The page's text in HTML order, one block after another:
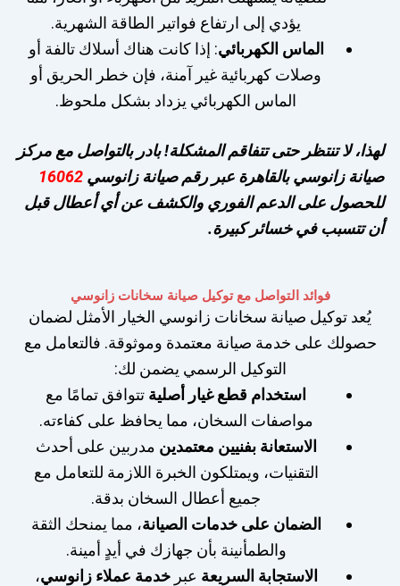
يؤدي إلى ارتفاع فواتير الطاقة الشهرية.
الماس الكهربائي: إذا كانت هناك أسلاك تالفة أو
وصلات كهربائية غير آمنة، فإن خطر الحريق أو
الماس الكهربائي يزداد بشكل ملحوظ.
لهذا، لا تنتظر حتى تتفاقم المشكلة! بادر بالتواصل مع مركز
صيانة زانوسي بالقاهرة عبر رقم صيانة زانوسي 16062
للحصول على الدعم الفوري والكشف عن أي أعطال قبل
أن تتسبب في خسائر كبيرة.
فوائد التواصل مع توكيل صيانة سخانات زانوسي
يُعد توكيل صيانة سخانات زانوسي الخيار الأمثل لضمان
حصولك على خدمة صيانة معتمدة وموثوقة. فالتعامل مع
التوكيل الرسمي يضمن لك:
استخدام قطع غيار أصلية تتوافق تمامًا مع
مواصفات السخان، مما يحافظ على كفاءته.
الاستعانة بفنيين معتمدين مدربين على أحدث
التقنيات، ويمتلكون الخبرة اللازمة للتعامل مع
جميع أعطال السخان بدقة.
الضمان على خدمات الصيانة، مما يمنحك الثقة
والطمأنينة بأن جهازك في أيدٍ أمينة.
الاستجابة السريعة عبرخدمة عملاء زانوسي،